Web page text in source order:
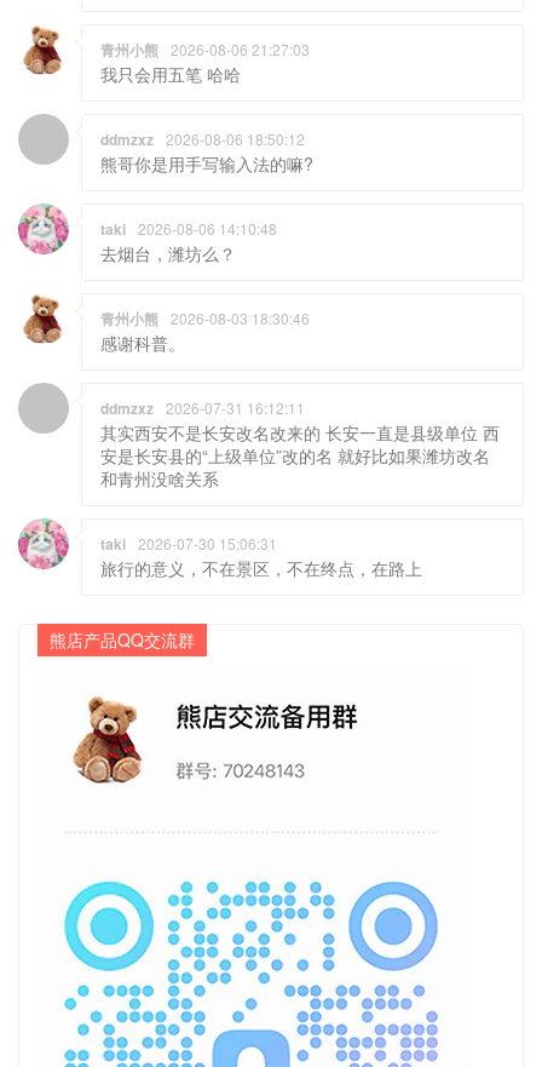
青州小熊 2026-08-06 21:27:03
我只会用五笔 哈哈
ddmzxz 2026-08-06 18:50:12
熊哥你是用手写输入法的嘛?
taki 2026-08-06 14:10:48
去烟台，潍坊么？
青州小熊 2026-08-03 18:30:46
感谢科普。
ddmzxz 2026-07-31 16:12:11
其实西安不是长安改名改来的 长安一直是县级单位 西
安是长安县的“上级单位”改的名 就好比如果潍坊改名
和青州没啥关系
taki 2026-07-30 15:06:31
旅行的意义，不在景区，不在终点，在路上
熊店产品QQ交流群